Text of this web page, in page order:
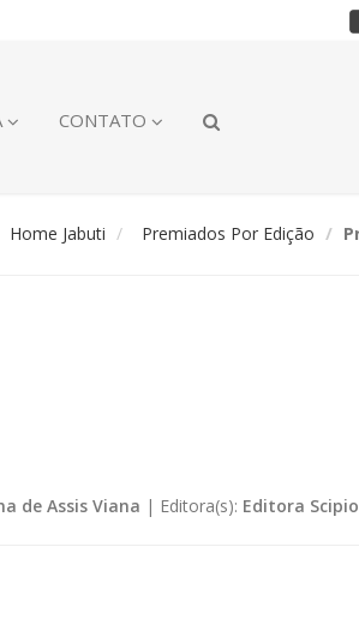
CONTATO
Home Jabuti Premiados Por Edição
de Assis Viana | Editora(s): Editora